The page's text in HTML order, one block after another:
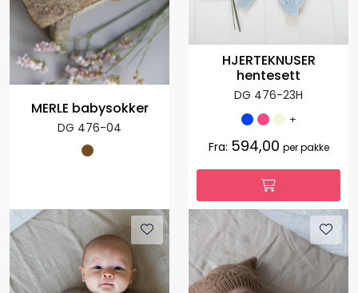
MERLE babysokker
DG 476-04
HJERTEKNUSER
hentesett
DG 476-23H
+
Fra: 594,00 per pakke